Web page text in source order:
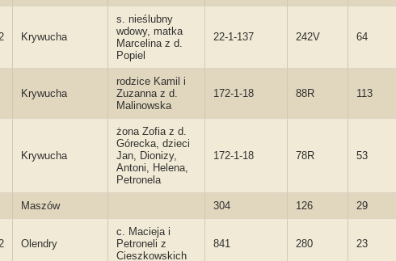
Krywucha
s. nieślubny
wdowy, matka
Marcelina z d.
Popiel
22-1-137 242V 64
Krywucha
rodzice Kamil i
Zuzanna z d.
Malinowska
172-1-18 88R 113
Krywucha
żona Zofia z d.
Górecka, dzieci
Jan, Dionizy,
Antoni, Helena,
Petronela
172-1-18 78R 53
Maszów 304 126 29
Olendry
c. Macieja i
Petroneli z
Cieszkowskich
841 280 23